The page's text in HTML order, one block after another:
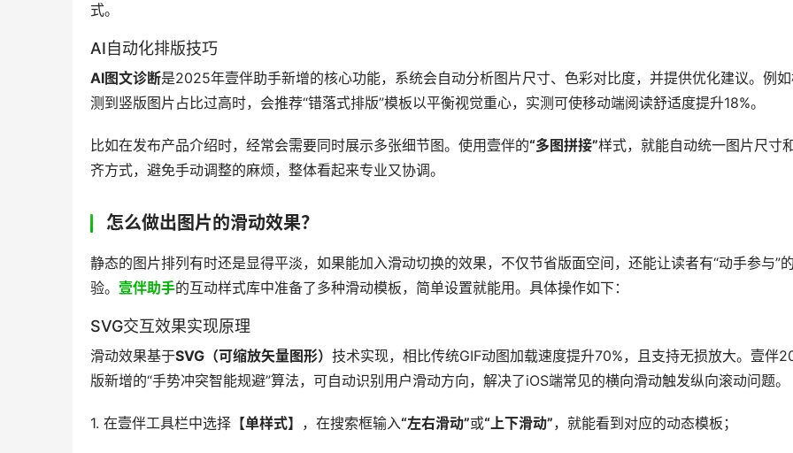
式。
AI自动化排版技巧
AI图文诊断是2025年壹伴助手新增的核心功能，系统会自动分析图片尺寸、色彩对比度，并提供优化建议。例
测到竖版图片占比过高时，会推荐“错落式排版”模板以平衡视觉重心，实测可使移动端阅读舒适度提升18%。
比如在发布产品介绍时，经常会需要同时展示多张细节图。使用壹伴的“多图拼接”样式，就能自动统一图片尺寸
齐方式，避免手动调整的麻烦，整体看起来专业又协调。
怎么做出图片的滑动效果？
静态的图片排列有时还是显得平淡，如果能加入滑动切换的效果，不仅节省版面空间，还能让读者有“动手参与”
验。 壹伴助手的互动样式库中准备了多种滑动模板，简单设置就能用。具体操作如下：
SVG交互效果实现原理
滑动效果基于SVG（可缩放矢量图形） 技术实现，相比传统GIF动图加载速度提升70%，且支持无损放大。壹伴
版新增的“手势冲突智能规避”算法，可自动识别用户滑动方向，解决了iOS端常见的横向滑动触发纵向滚动问题。
1. 在壹伴工具栏中选择 【单样式】 ，在搜索框输入“左右滑动”或“上下滑动”，就能看到对应的动态模板；